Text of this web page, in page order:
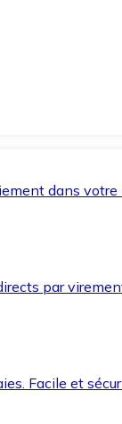
dans votre
par
Facile et